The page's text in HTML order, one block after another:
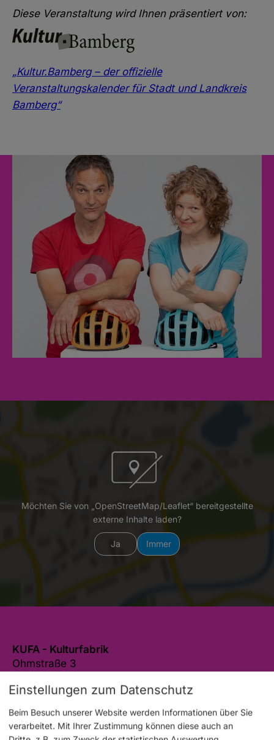
Diese Veranstaltung wird Ihnen präsentiert von:
„Kultur.Bamberg – der offizielle
Veranstaltungskalender für Stadt und Landkreis
Bamberg“
Möchten Sie von „OpenStreetMap/Leaflet“ bereitgestellte
externe Inhalte laden?
Ja Immer
KUFA - Kulturfabrik
Ohmstraße 3
0951 1897-2105
E-Mail
Website
Einstellungen zum Datenschutz
Beim Besuch unserer Website werden Informationen über Sie
verarbeitet. Mit Ihrer Zustimmung können diese auch an